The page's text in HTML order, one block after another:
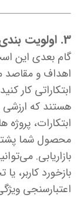
3. اولویت بندی ویژگی ها و ابتکارات
گام بعدی این
اهداف و مقاصد
ابتکاراتی کار
هستند که ارزشی
ابتکارات،
محصول شما
بازاریابی.
بازخورد کاربر،
اعتبارسنجی